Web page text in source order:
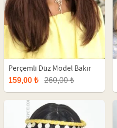
Perçemli Düz Model Bakır
Sentetik Uzun Peruk
159,00 ₺ 260,00 ₺